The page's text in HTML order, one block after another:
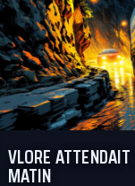
VLORE
MATIN